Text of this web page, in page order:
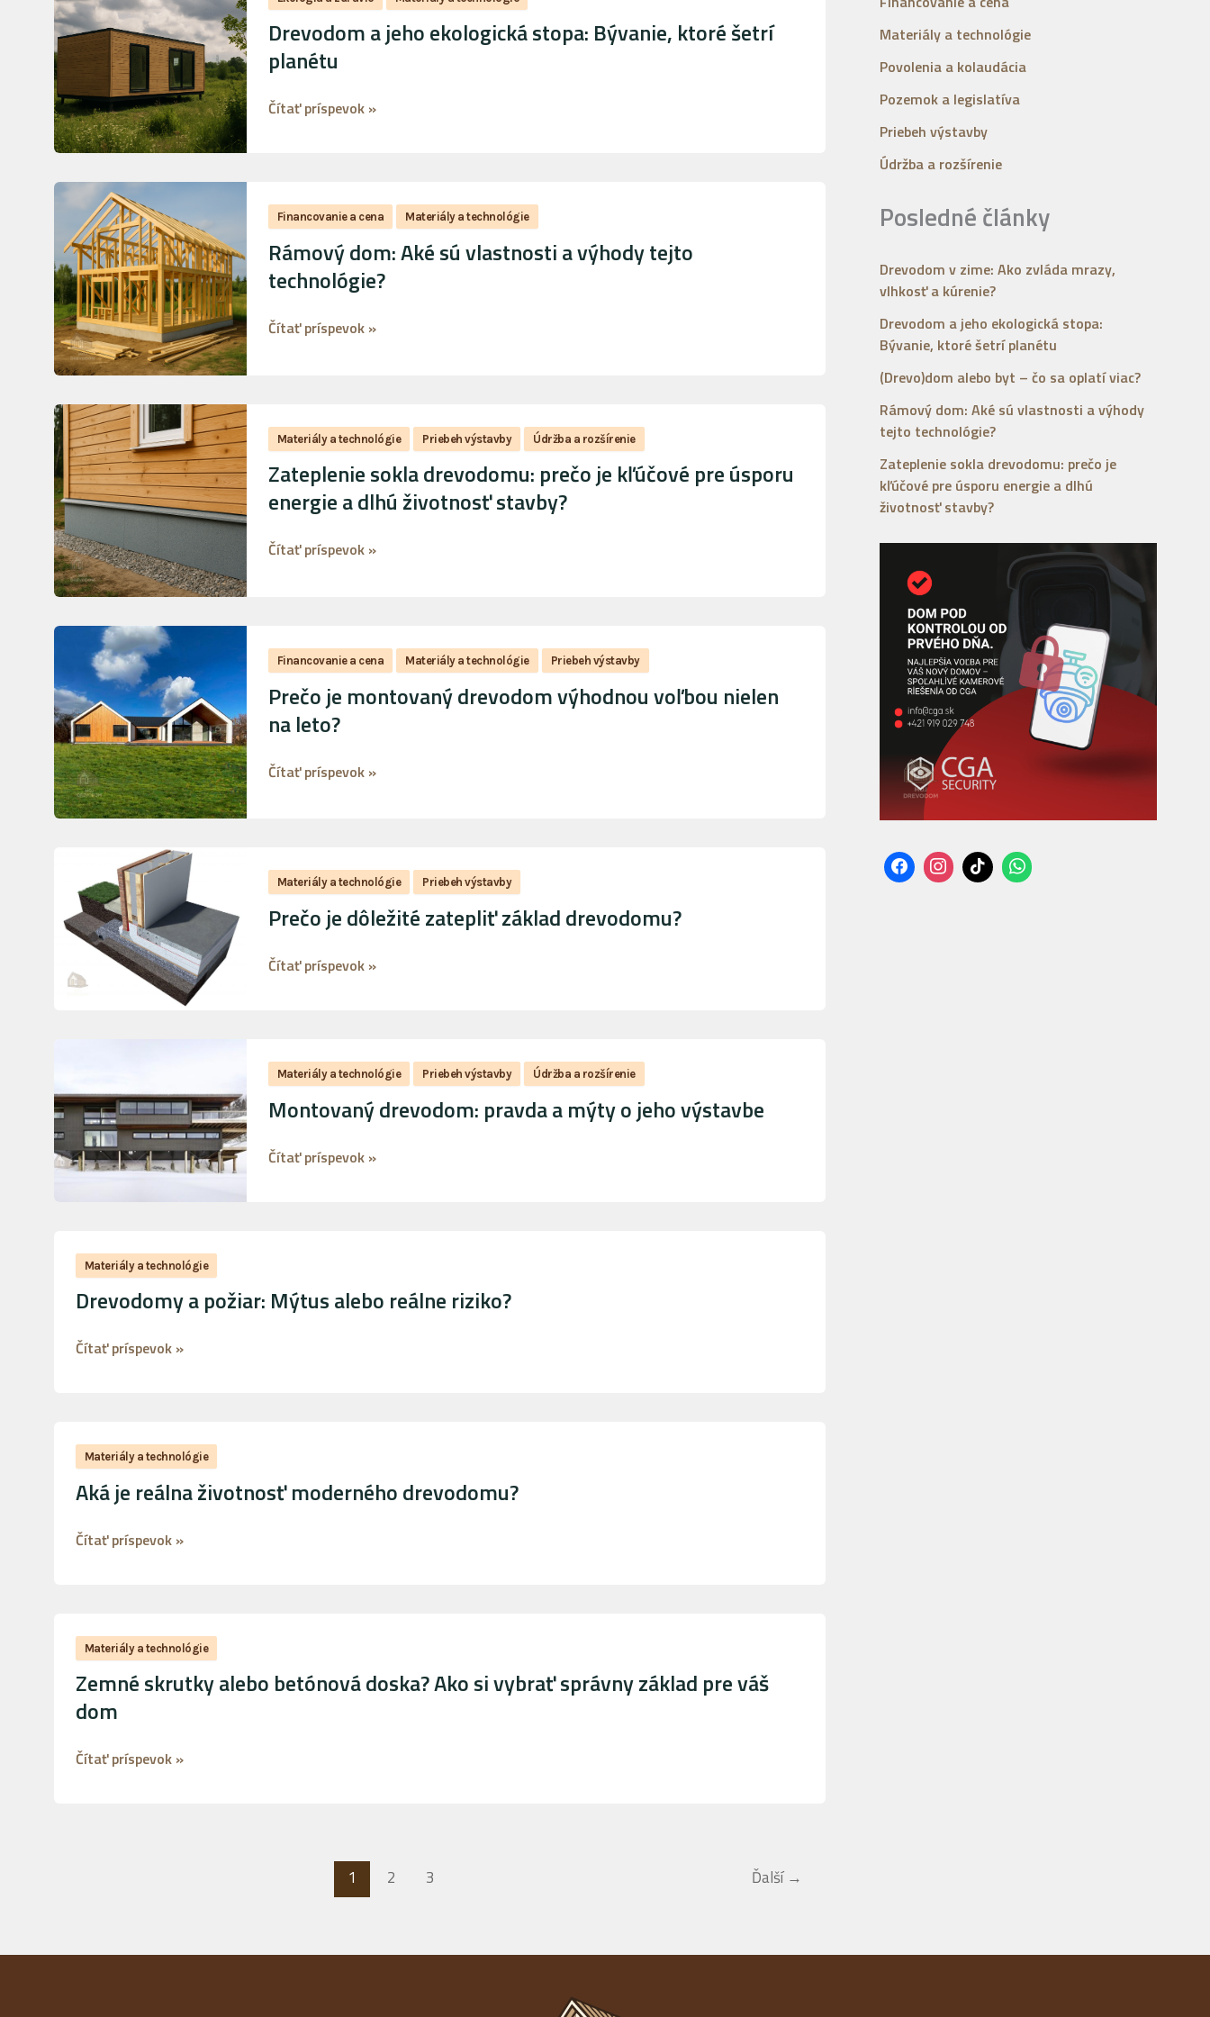
Drevodom a jeho ekologická stopa: Bývanie, ktoré šetrí
planétu
ekologická
stopa:
ktoré
Čítať príspevok »
Financovanie a cena Materiály a technológie
Rámový dom: Aké sú vlastnosti a výhody tejto
technológie?
dom:
Aké
sú
vlastnosti
výhody
Čítať príspevok »
Materiály a technológie Priebeh výstavby Údržba a rozšírenie
Zateplenie sokla drevodomu: prečo je kľúčové pre úsporu
energie a dlhú životnosť stavby?
sokla
drevodomu:
prečo
je
pre
dlhú
životnosť
stavby?
Čítať príspevok »
Financovanie a cena Materiály a technológie Priebeh výstavby
Prečo je montovaný drevodom výhodnou voľbou nielen
na leto?
montovaný
drevodom
výhodnou
nielen
Čítať príspevok »
Materiály a technológie Priebeh výstavby
Prečo je dôležité zatepliť základ drevodomu?
dôležité
zatepliť
základ
drevodomu?
Čítať príspevok »
Materiály a technológie Priebeh výstavby Údržba a rozšírenie
Montovaný drevodom: pravda a mýty o jeho výstavbe
drevodom:
a
mýty
o
Čítať príspevok »
Materiály a technológie
Drevodomy a požiar: Mýtus alebo reálne riziko?
Mýtus
alebo
reálne
Čítať príspevok »
Materiály a technológie
Aká je reálna životnosť moderného drevodomu?
reálna
životnosť
moderného
drevodomu?
Čítať príspevok »
Materiály a technológie
Zemné skrutky alebo betónová doska? Ako si vybrať správny základ pre váš
dom
skrutky
betónová
doska?
si
Čítať príspevok »
1 2 3 Ďalší →
Materiály a technológie
Povolenia a kolaudácia
Pozemok a legislatíva
Priebeh výstavby
Údržba a rozšírenie
Posledné články
Drevodom v zime: Ako zvláda mrazy,
vlhkosť a kúrenie?
Drevodom a jeho ekologická stopa:
Bývanie, ktoré šetrí planétu
(Drevo)dom alebo byt – čo sa oplatí viac?
Rámový dom: Aké sú vlastnosti a výhody
tejto technológie?
Zateplenie sokla drevodomu: prečo je
kľúčové pre úsporu energie a dlhú
životnosť stavby?